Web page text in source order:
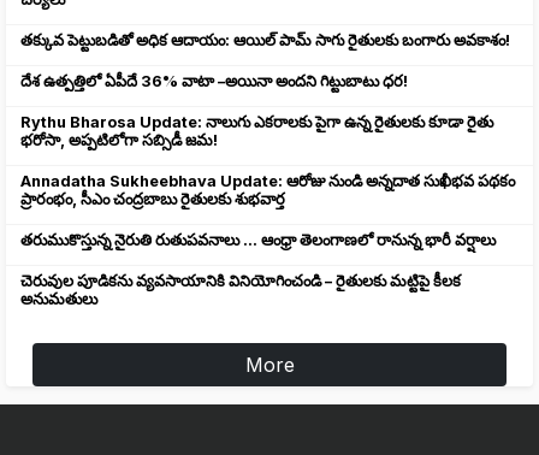
తక్కువ పెట్టుబడితో అధిక ఆదాయం: ఆయిల్ పామ్ సాగు రైతులకు బంగారు అవకాశం!
దేశ ఉత్పత్తిలో ఏపీదే 36% వాటా –అయినా అందని గిట్టుబాటు ధర!
Rythu Bharosa Update: నాలుగు ఎకరాలకు పైగా ఉన్న రైతులకు కూడా రైతు
భరోసా, అప్పటిలోగా సబ్సిడీ జమ!
Annadatha Sukheebhava Update: ఆరోజు నుండి అన్నదాత సుఖీభవ పథకం
ప్రారంభం, సీఎం చంద్రబాబు రైతులకు శుభవార్త
తరుముకొస్తున్న నైరుతి రుతుపవనాలు ... ఆంధ్రా తెలంగాణలో రానున్న భారీ వర్షాలు
చెరువుల పూడికను వ్యవసాయానికి వినియోగించండి – రైతులకు మట్టిపై కీలక
అనుమతులు
More